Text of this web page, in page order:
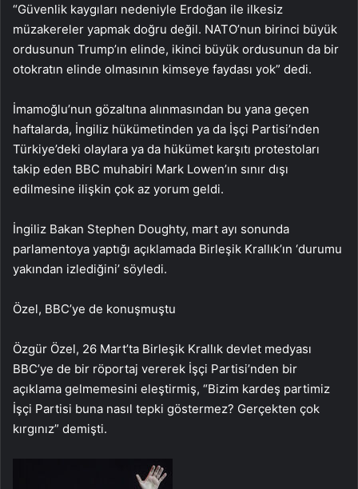
“Güvenlik kaygıları nedeniyle Erdoğan ile ilkesiz
müzakereler yapmak doğru değil. NATO’nun birinci büyük
ordusunun Trump’ın elinde, ikinci büyük ordusunun da bir
otokratın elinde olmasının kimseye faydası yok” dedi.
İmamoğlu’nun gözaltına alınmasından bu yana geçen
haftalarda, İngiliz hükümetinden ya da İşçi Partisi’nden
Türkiye’deki olaylara ya da hükümet karşıtı protestoları
takip eden BBC muhabiri Mark Lowen’ın sınır dışı
edilmesine ilişkin çok az yorum geldi.
İngiliz Bakan Stephen Doughty, mart ayı sonunda
parlamentoya yaptığı açıklamada Birleşik Krallık’ın ‘durumu
yakından izlediğini’ söyledi.
Özel, BBC’ye de konuşmuştu
Özgür Özel, 26 Mart’ta Birleşik Krallık devlet medyası
BBC’ye de bir röportaj vererek İşçi Partisi’nden bir
açıklama gelmemesini eleştirmiş, “Bizim kardeş partimiz
İşçi Partisi buna nasıl tepki göstermez? Gerçekten çok
kırgınız” demişti.